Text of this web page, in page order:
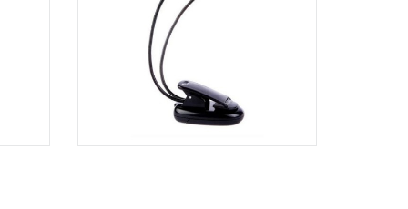
102Q Đường An Dương Vương,
Phường An Đông, TPHCM, Quận 5, Hồ
Chí Minh
Việt Thương Music - 289 Vành Đai
Trong
289 Vành Đai Trong, Phường An Lạc,
TPHCM, Quận Bình Tân, Hồ Chí Minh